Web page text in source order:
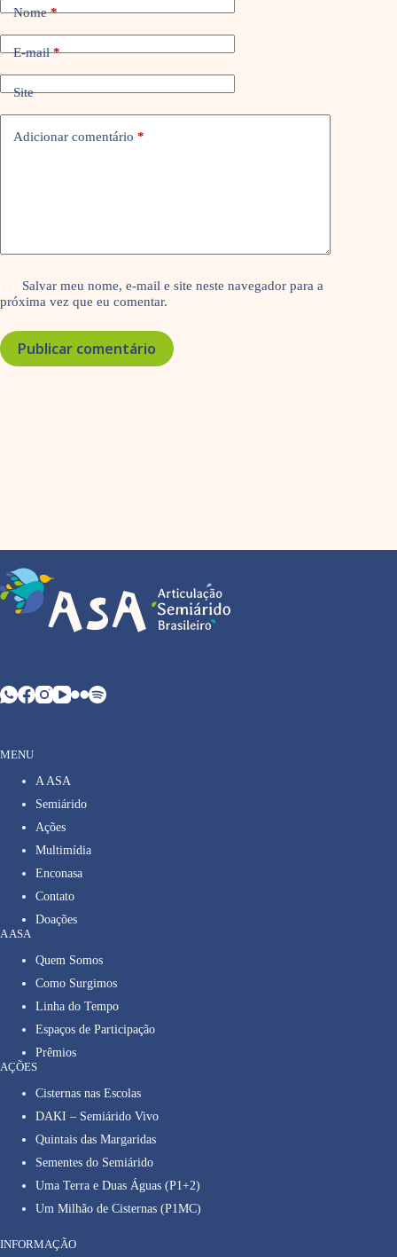
Nome*
E-mail*
Site
Adicionar comentário *
Salvar meu nome, e-mail e site neste navegador para a
próxima vez que eu comentar.
Publicar comentário
MENU
A ASA
Semiárido
Ações
Multimídia
Enconasa
Contato
Doações
A ASA
Quem Somos
Como Surgimos
Linha do Tempo
Espaços de Participação
Prêmios
AÇÕES
Cisternas nas Escolas
DAKI – Semiárido Vivo
Quintais das Margaridas
Sementes do Semiárido
Uma Terra e Duas Águas (P1+2)
Um Milhão de Cisternas (P1MC)
INFORMAÇÃO